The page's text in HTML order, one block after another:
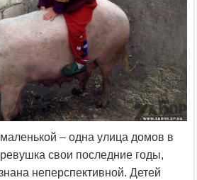
– одна улица домов в
свои последние годы,
неперспективной. Детей